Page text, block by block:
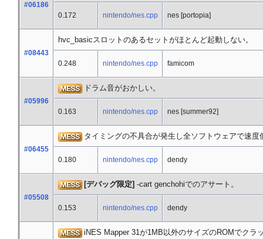
#06186
0.172 nintendo/nes.cpp nes [portopia]
#08443
hvc_basicスロットのあるセットがほとんど起動しない。
0.248 nintendo/nes.cpp famicom
#05996
ドラム音がおかしい。
0.163 nintendo/nes.cpp nes [summer92]
#06455
タイミングの不具合が発生し全ソフトウェアで速度
0.180 nintendo/nes.cpp dendy
#05508
[デバッグ限定] -cart genchohiでのアサート。
0.153 nintendo/nes.cpp dendy
iNES Mapper 31が1MB以外のサイズのROMでクラ